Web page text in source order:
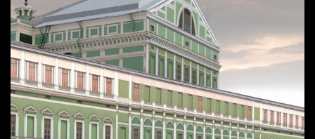
THÉÂTRE MARIINSKY I | SAINT
PETERSBOURG